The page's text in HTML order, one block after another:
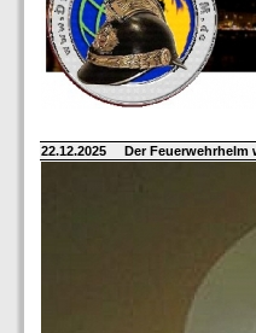
22.12.2025 Der